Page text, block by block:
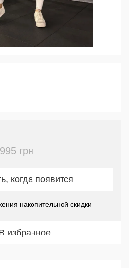
грн
когда появится
накопительной скидки
В избранное